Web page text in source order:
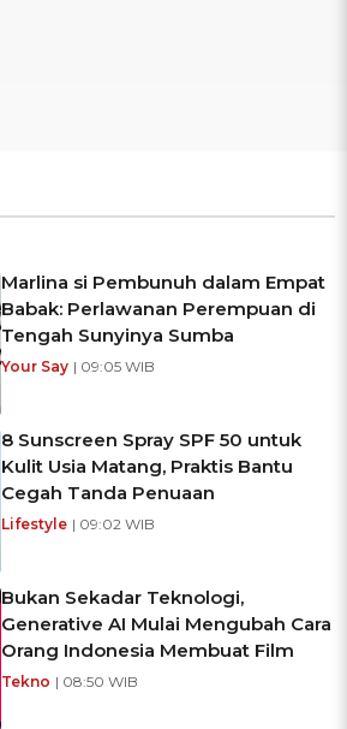
Marlina si Pembunuh dalam Empat
Babak: Perlawanan Perempuan di
Tengah Sunyinya Sumba
Your Say | 09:05 WIB
8 Sunscreen Spray SPF 50 untuk
Kulit Usia Matang, Praktis Bantu
Cegah Tanda Penuaan
Lifestyle | 09:02 WIB
Bukan Sekadar Teknologi,
Generative AI Mulai Mengubah Cara
Orang Indonesia Membuat Film
Tekno | 08:50 WIB